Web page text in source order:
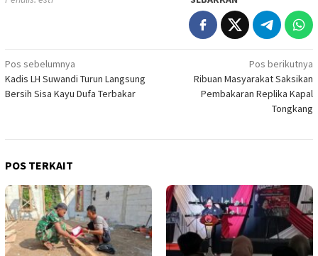
Navigasi
pos
Pos sebelumnya
Kadis LH Suwandi Turun Langsung
Bersih Sisa Kayu Dufa Terbakar
Pos berikutnya
Ribuan Masyarakat Saksikan
Pembakaran Replika Kapal
Tongkang
POS TERKAIT